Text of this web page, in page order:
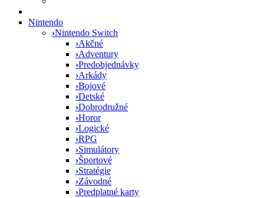
Nintendo
›Nintendo Switch
›Akčné
›Adventury
›Predobjednávky
›Arkády
›Bojové
›Detské
›Dobrodružné
›Horor
›Logické
›RPG
›Simulátory
›Športové
›Stratégie
›Závodné
›Predplatné karty